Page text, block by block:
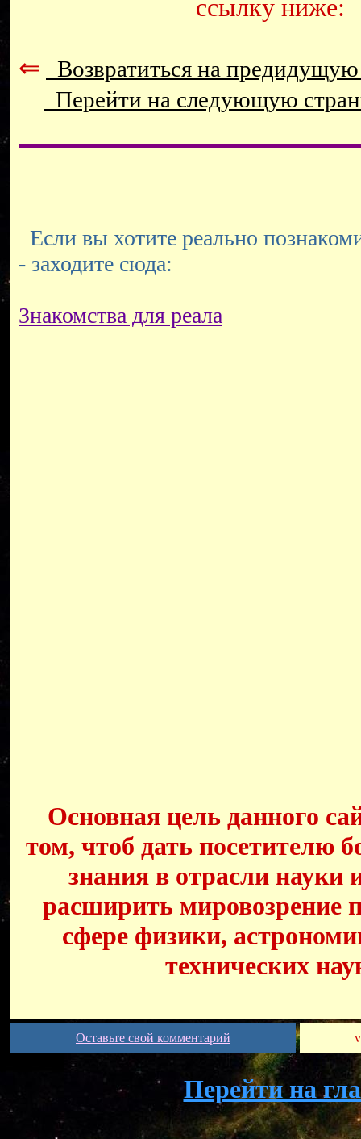
ссылку ниже:
⇐
Возвратиться на
Перейти на следующую
Если вы хотите реально
- заходите сюда:
Знакомства для реала
Основная цель данного
том, чтоб дать посетителю
знания в отрасли науки
расширить мировозрение
сфере физики,
технических
Оставьте свой комментарий
Перейти на